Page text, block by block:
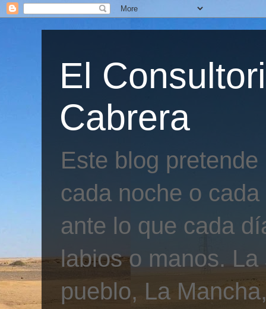
El
Cabrera
Este blog
cada noche o
ante lo que cada
labios o manos.
pueblo, La